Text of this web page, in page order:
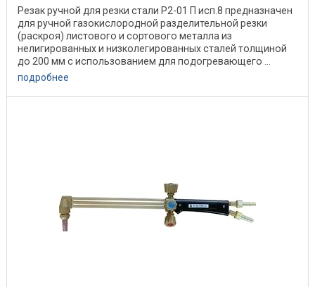
Резак ручной для резки стали Р2-01 П исп.8 предназначен
для ручной газокислородной разделительной резки
(раскроя) листового и сортового металла из
нелигированных и низколегированных сталей толщиной
до 200 мм с использованием для подогревающего ...
подробнее